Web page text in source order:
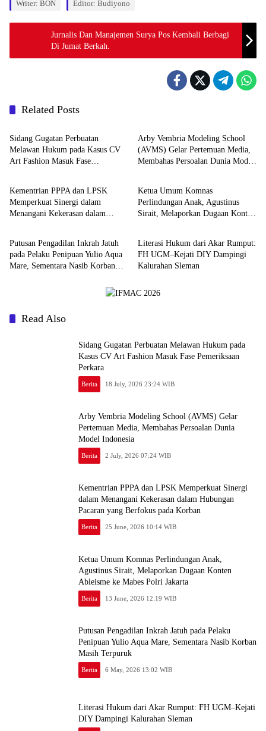
Writer: BON Editor: Budiyono
Jurnalis Dan Manajemen Surya Pos Kembali Berbagi
Di Jumat Berkah.
Related Posts
Berita
Sidang Gugatan Perbuatan
Melawan Hukum pada Kasus CV
Art Fashion Masuk Fase
Arby Vembria Modeling School
(AVMS) Gelar Pertemuan Media,
Membahas Persoalan Dunia Model
Berita
Kementrian PPPA dan LPSK
Memperkuat Sinergi dalam
Menangani Kekerasan dalam
Berita
Ketua Umum Komnas
Perlindungan Anak, Agustinus
Sirait, Melaporkan Dugaan Konten
Berita
Putusan Pengadilan Inkrah Jatuh
pada Pelaku Penipuan Yulio Aqua
Mare, Sementara Nasib Korban
Berita
Literasi Hukum dari Akar Rumput:
FH UGM–Kejati DIY Dampingi
Kalurahan Sleman
Read Also
Sidang Gugatan Perbuatan Melawan Hukum pada
Kasus CV Art Fashion Masuk Fase Pemeriksaan
Perkara
Berita 18 July, 2026 23:24 WIB
Arby Vembria Modeling School (AVMS) Gelar
Pertemuan Media, Membahas Persoalan Dunia
Model Indonesia
Berita 2 July, 2026 07:24 WIB
Kementrian PPPA dan LPSK Memperkuat Sinergi
dalam Menangani Kekerasan dalam Hubungan
Pacaran yang Berfokus pada Korban
Berita 25 June, 2026 10:14 WIB
Ketua Umum Komnas Perlindungan Anak,
Agustinus Sirait, Melaporkan Dugaan Konten
Ableisme ke Mabes Polri Jakarta
Berita 13 June, 2026 12:19 WIB
Putusan Pengadilan Inkrah Jatuh pada Pelaku
Penipuan Yulio Aqua Mare, Sementara Nasib Korban
Masih Terpuruk
Berita 6 May, 2026 13:02 WIB
Literasi Hukum dari Akar Rumput: FH UGM–Kejati
DIY Dampingi Kalurahan Sleman